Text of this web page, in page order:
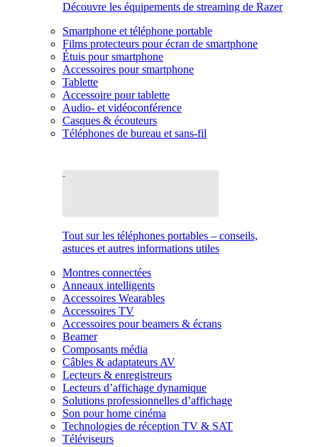
Découvre les équipements de streaming de Razer
Smartphone et téléphone portable
Films protecteurs pour écran de smartphone
Étuis pour smartphone
Accessoires pour smartphone
Tablette
Accessoire pour tablette
Audio- et vidéoconférence
Casques & écouteurs
Téléphones de bureau et sans-fil
Tout sur les téléphones portables – conseils,
astuces et autres informations utiles
Montres connectées
Anneaux intelligents
Accessoires Wearables
Accessoires TV
Accessoires pour beamers & écrans
Beamer
Composants média
Câbles & adaptateurs AV
Lecteurs & enregistreurs
Lecteurs d’affichage dynamique
Solutions professionnelles d’affichage
Son pour home cinéma
Technologies de réception TV & SAT
Téléviseurs